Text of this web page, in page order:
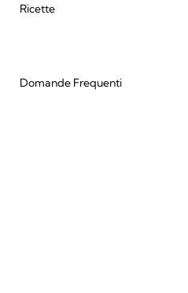
Ricette
Domande Frequenti